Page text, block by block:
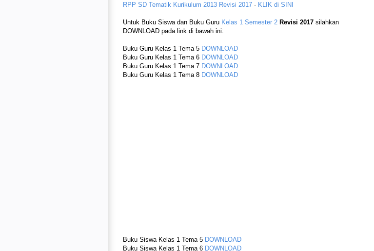
RPP SD Tematik Kurikulum 2013 Revisi 2017 - KLIK di SINI
Untuk Buku Siswa dan Buku Guru Kelas 1 Semester 2 Revisi 2017 silahkan
DOWNLOAD pada link di bawah ini:
Buku Guru Kelas 1 Tema 5 DOWNLOAD
Buku Guru Kelas 1 Tema 6 DOWNLOAD
Buku Guru Kelas 1 Tema 7 DOWNLOAD
Buku Guru Kelas 1 Tema 8 DOWNLOAD
Buku Siswa Kelas 1 Tema 5 DOWNLOAD
Buku Siswa Kelas 1 Tema 6 DOWNLOAD